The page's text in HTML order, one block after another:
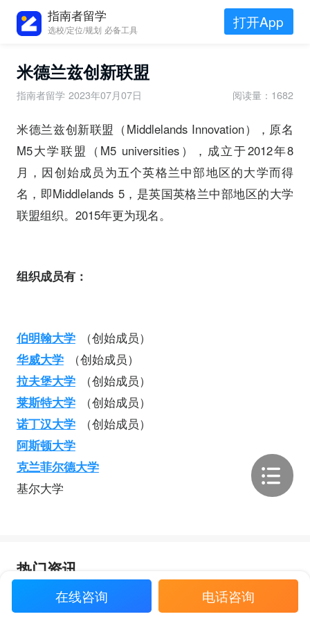
指南者留学
选校/定位/规划 必备工具 打开App
米德兰兹创新联盟
指南者留学 2023年07月07日 阅读量：1682
米德兰兹创新联盟（Middlelands Innovation），原名
M5大学联盟（M5 universities），成立于2012年8
月，因创始成员为五个英格兰中部地区的大学而得
名，即Middlelands 5，是英国英格兰中部地区的大学
联盟组织。2015年更为现名。
组织成员有：
伯明翰大学
（创始成员）
华威大学
（创始成员）
拉夫堡大学
（创始成员）
莱斯特大学
（创始成员）
诺丁汉大学
（创始成员）
阿斯顿大学
克兰菲尔德大学
基尔大学
热门资讯
“放弃保研985，我赌赢了！”双非学
在线咨询 电话咨询